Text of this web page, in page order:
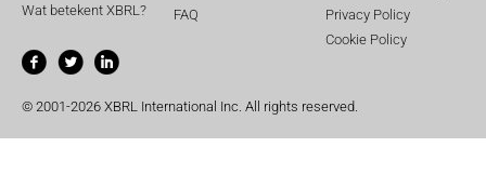
Wat betekent XBRL?
FAQ
Privacy Policy
Cookie Policy
© 2001-2026 XBRL International Inc. All rights reserved.